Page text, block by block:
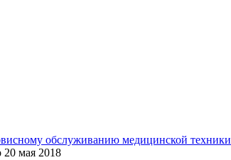
обслуживанию медицинской техники
20 мая 2018